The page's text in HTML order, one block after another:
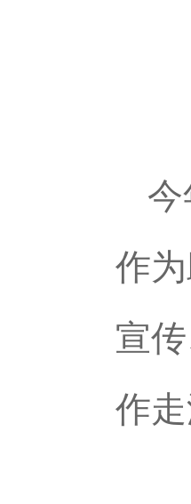
作
宣
作